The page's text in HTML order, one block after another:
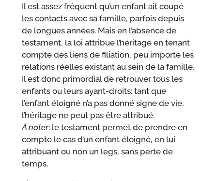
Il est assez fréquent qu’un enfant ait coupé
les contacts avec sa famille, parfois depuis
de longues années. Mais en l’absence de
testament, la loi attribue l’héritage en tenant
compte des liens de filiation, peu importe les
relations réelles existant au sein de la famille.
Il est donc primordial de retrouver tous les
enfants ou leurs ayant-droits: tant que
l’enfant éloigné n’a pas donné signe de vie,
l’héritage ne peut pas être attribué.
À noter: le testament permet de prendre en
compte le cas d’un enfant éloigné, en lui
attribuant ou non un legs, sans perte de
temps.